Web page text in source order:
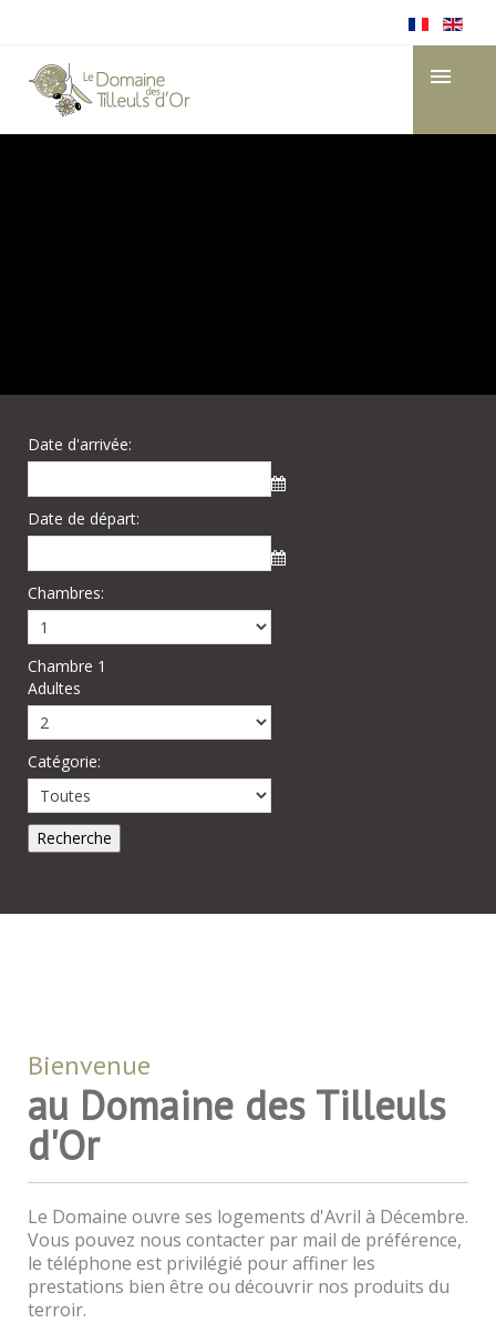
Date d'arrivée:
Date de départ:
Chambres:
Chambre 1
Adultes
Catégorie:
Bienvenue
au Domaine des Tilleuls
d'Or
Le Domaine ouvre ses logements d'Avril à Décembre.
Vous pouvez nous contacter par mail de préférence,
le téléphone est privilégié pour affiner les
prestations bien être ou découvrir nos produits du
terroir.